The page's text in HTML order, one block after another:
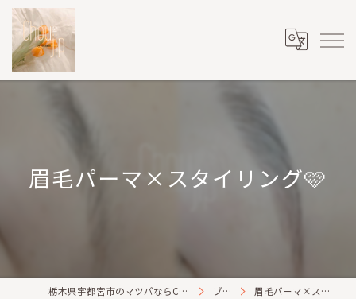
眉毛パーマ×スタイリング🩷
栃木県宇都宮市のマツパならChou2jip(シュシュジプ) ブログ 眉毛パーマ×スタイリング🩷